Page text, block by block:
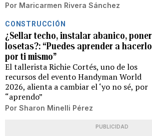
Por Maricarmen Rivera Sánchez
CONSTRUCCIÓN
¿Sellar techo, instalar abanico, poner
losetas?: “Puedes aprender a hacerlo
por ti mismo”
El tallerista Richie Cortés, uno de los
recursos del evento Handyman World
2026, alienta a cambiar el ‘yo no sé, por
“aprendo”
Por Sharon Minelli Pérez
PUBLICIDAD